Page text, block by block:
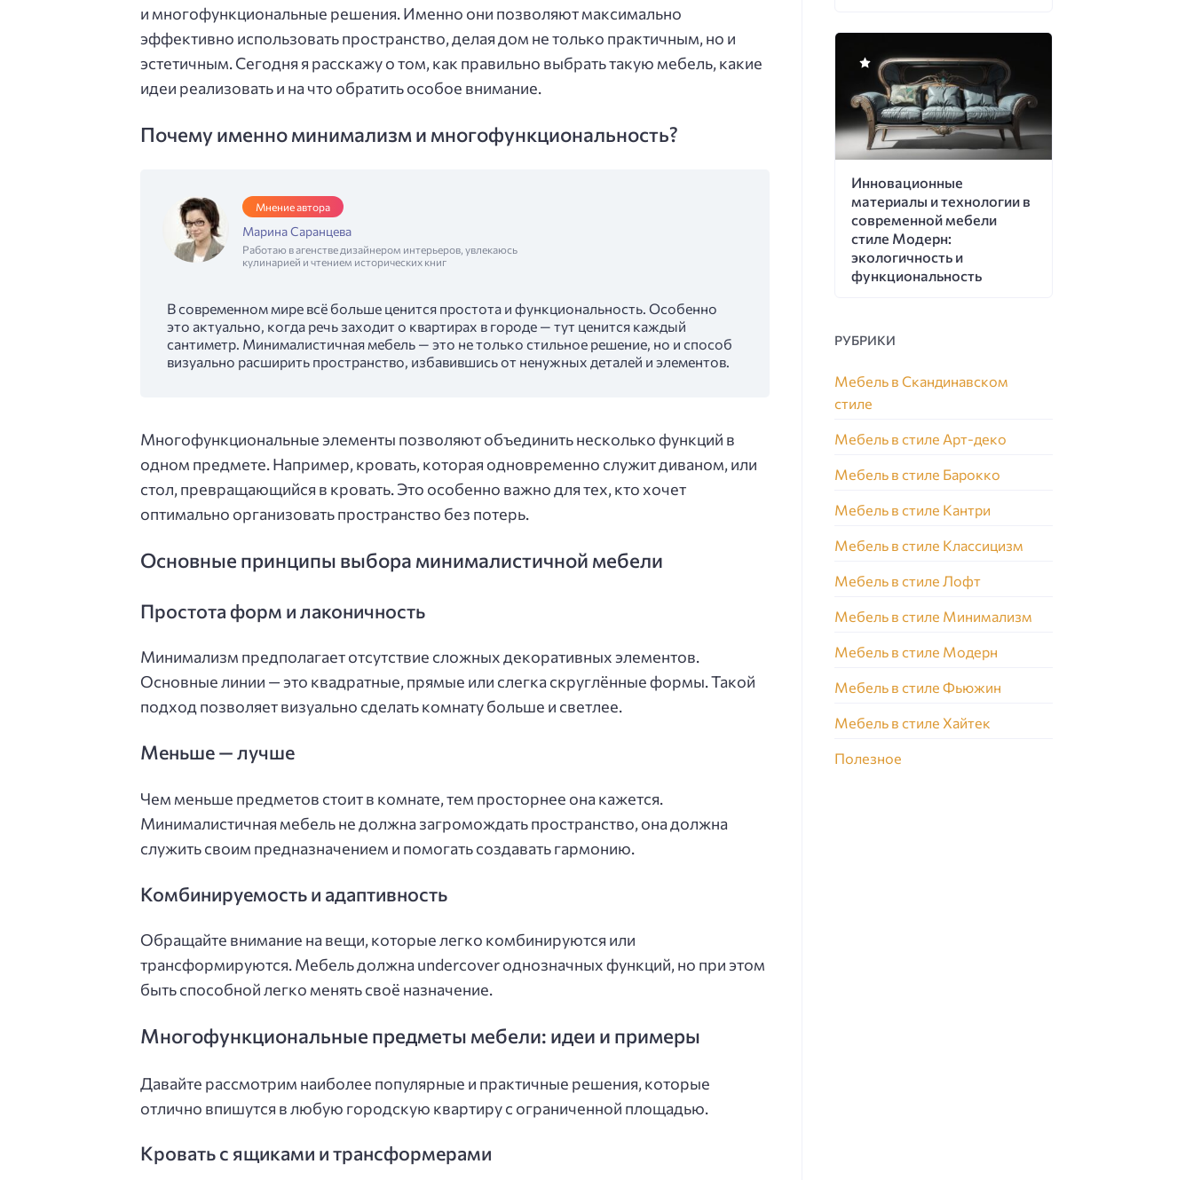
и многофункциональные решения. Именно они позволяют максимально
эффективно использовать пространство, делая дом не только практичным, но и
эстетичным. Сегодня я расскажу о том, как правильно выбрать такую мебель, какие
идеи реализовать и на что обратить особое внимание.
Почему именно минимализм и многофункциональность?
Мнение автора
Марина Саранцева
Работаю в агенстве дизайнером интерьеров, увлекаюсь
кулинарией и чтением исторических книг
В современном мире всё больше ценится простота и функциональность. Особенно
это актуально, когда речь заходит о квартирах в городе — тут ценится каждый
сантиметр. Минималистичная мебель — это не только стильное решение, но и способ
визуально расширить пространство, избавившись от ненужных деталей и элементов.
Многофункциональные элементы позволяют объединить несколько функций в
одном предмете. Например, кровать, которая одновременно служит диваном, или
стол, превращающийся в кровать. Это особенно важно для тех, кто хочет
оптимально организовать пространство без потерь.
Основные принципы выбора минималистичной мебели
Простота форм и лаконичность
Минимализм предполагает отсутствие сложных декоративных элементов.
Основные линии — это квадратные, прямые или слегка скруглённые формы. Такой
подход позволяет визуально сделать комнату больше и светлее.
Меньше — лучше
Чем меньше предметов стоит в комнате, тем просторнее она кажется.
Минималистичная мебель не должна загромождать пространство, она должна
служить своим предназначением и помогать создавать гармонию.
Комбинируемость и адаптивность
Обращайте внимание на вещи, которые легко комбинируются или
трансформируются. Мебель должна undercover однозначных функций, но при этом
быть способной легко менять своё назначение.
Многофункциональные предметы мебели: идеи и примеры
Давайте рассмотрим наиболее популярные и практичные решения, которые
отлично впишутся в любую городскую квартиру с ограниченной площадью.
Кровать с ящиками и трансформерами
Инновационные
материалы и технологии в
современной мебели
стиле Модерн:
экологичность и
функциональность
РУБРИКИ
Мебель в Скандинавском
стиле
Мебель в стиле Арт-деко
Мебель в стиле Барокко
Мебель в стиле Кантри
Мебель в стиле Классицизм
Мебель в стиле Лофт
Мебель в стиле Минимализм
Мебель в стиле Модерн
Мебель в стиле Фьюжин
Мебель в стиле Хайтек
Полезное